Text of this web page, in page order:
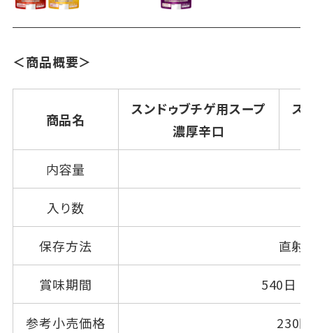
＜商品概要＞
商品名
スンドゥブチゲ用スープ
濃厚辛口
ス
内容量
入り数
保存方法 直射
賞味期間 540日
参考小売価格 230円